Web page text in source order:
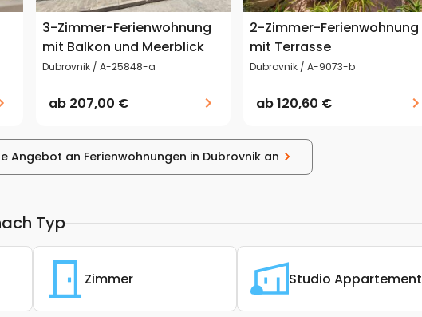
3-Zimmer-Ferienwohnung
mit Balkon und Meerblick
Dubrovnik / A-25848-a
ab 207,00 €
2-Zimmer-Ferienwohnung
mit Terrasse
Dubrovnik / A-9073-b
ab120,60 €
Angebot an Ferienwohnungen in Dubrovnik an
Typ
Zimmer Studio Appartement